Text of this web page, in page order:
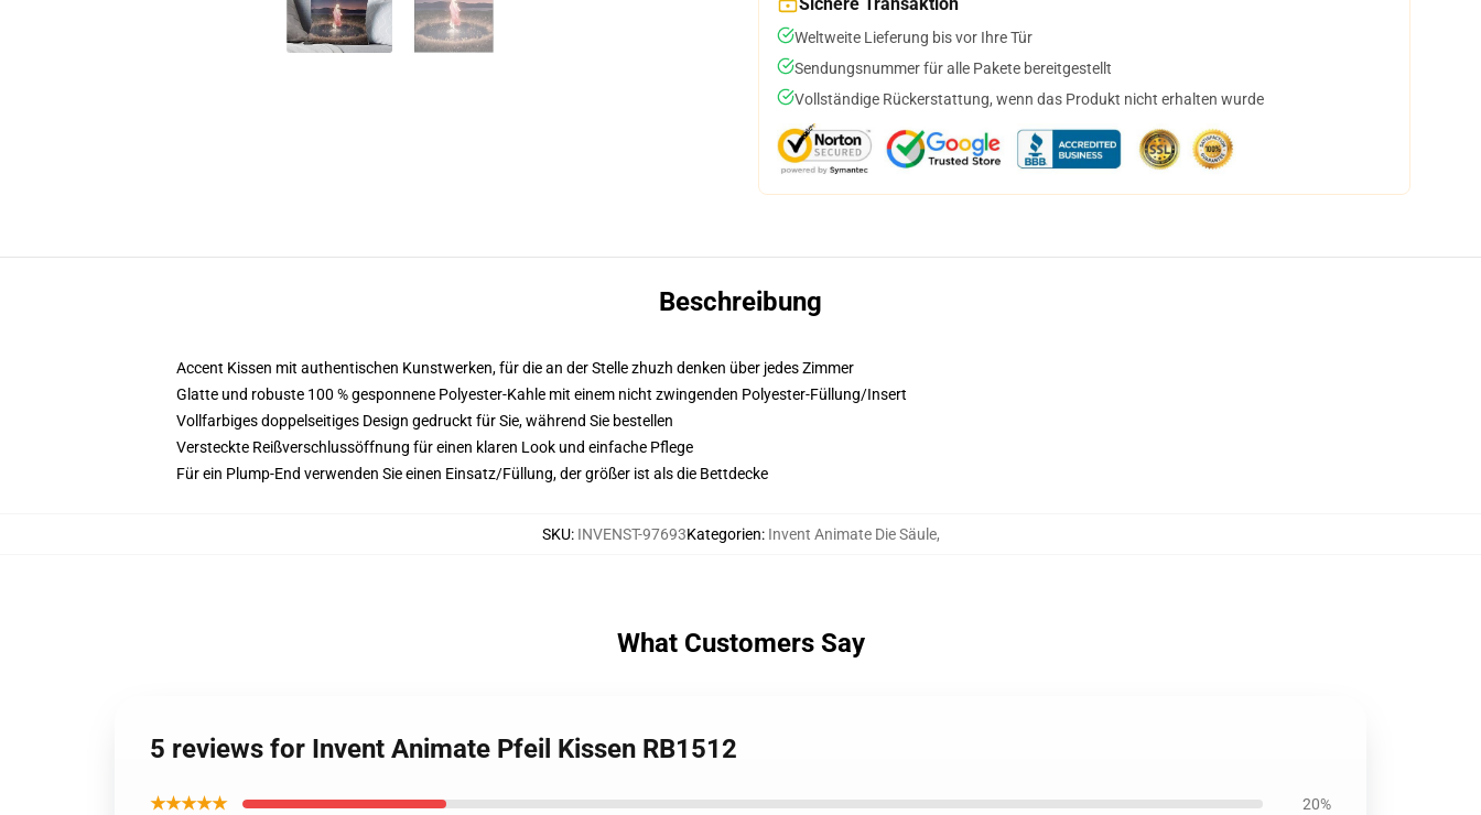
Weltweite Lieferung bis vor Ihre Tür
Sendungsnummer für alle Pakete bereitgestellt
Vollständige Rückerstattung, wenn das Produkt nicht erhalten wurde
Beschreibung
Accent Kissen mit authentischen Kunstwerken, für die an der Stelle zhuzh denken über jedes Zimmer
Glatte und robuste 100 % gesponnene Polyester-Kahle mit einem nicht zwingenden Polyester-Füllung/Insert
Vollfarbiges doppelseitiges Design gedruckt für Sie, während Sie bestellen
Versteckte Reißverschlussöffnung für einen klaren Look und einfache Pflege
Für ein Plump-End verwenden Sie einen Einsatz/Füllung, der größer ist als die Bettdecke
SKU: INVENST-97693Kategorien: Invent Animate Die Säule,
What Customers Say
5 reviews for Invent Animate Pfeil Kissen RB1512
★★★★★ 20%